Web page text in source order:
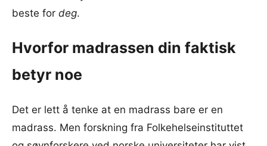
beste for deg.
Hvorfor madrassen din faktisk
betyr noe
Det er lett å tenke at en madrass bare er en
madrass. Men forskning fra Folkehelseinstituttet